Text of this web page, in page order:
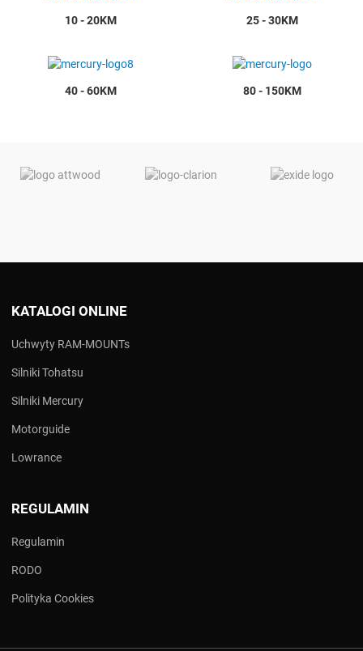
10 - 20KM 25 - 30KM
40 - 60KM 80 - 150KM
KATALOGI ONLINE
Uchwyty RAM-MOUNTs
Silniki Tohatsu
Silniki Mercury
Motorguide
Lowrance
REGULAMIN
Regulamin
RODO
Polityka Cookies